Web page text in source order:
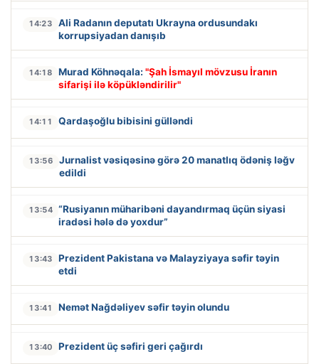
14:23
Ali Radanın deputatı Ukrayna ordusundakı
korrupsiyadan danışıb
14:18 Murad Köhnəqala: "Şah İsmayıl mövzusu İranın
sifarişi ilə köpükləndirilir"
14:11 Qardaşoğlu bibisini gülləndi
13:56
Jurnalist vəsiqəsinə görə 20 manatlıq ödəniş ləğv
edildi
13:54 “Rusiyanın müharibəni dayandırmaq üçün siyasi
iradəsi hələ də yoxdur”
13:43
Prezident Pakistana və Malayziyaya səfir təyin
etdi
13:41 Nemət Nağdəliyev səfir təyin olundu
13:40 Prezident üç səfiri geri çağırdı